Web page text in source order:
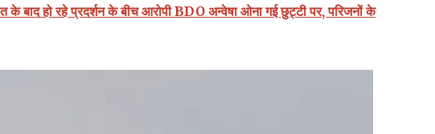
के बाद हो रहे प्रदर्शन के बीच आरोपी BDO अन्वेषा ओना गई छुट्टी पर, परिजनों के